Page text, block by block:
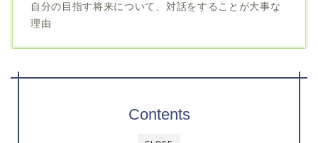
自分の目指す将来について、対話をすることが大事な
理由
Contents